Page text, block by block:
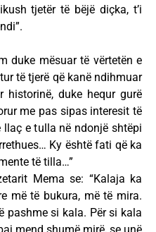
tjetër të bëjë diçka, t’i
duke mësuar të vërtetën e
të tjerë që kanë ndihmuar
historinë, duke hequr gurë
me pas sipas interesit të
llaç e tulla në ndonjë shtëpi
Ky është fati që ka
të tilla…”
Mema se: “Kalaja ka
më të bukura, më të mira.
pashme si kala. Për si kala